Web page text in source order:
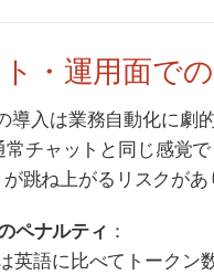
・運用面で
導入は業務自動化に劇
常チャットと同じ感覚で
跳ね上がるリスクがあ
ペナルティ ：
英語に比べてトークン